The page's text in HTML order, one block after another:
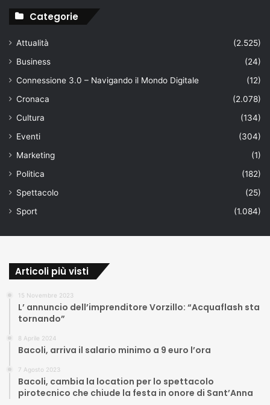
Categorie
Attualità
(2.525)
Business
(24)
Connessione 3.0 – Navigando il Mondo Digitale
(12)
Cronaca
(2.078)
Cultura
(134)
Eventi
(304)
Marketing
(1)
Politica
(182)
Spettacolo
(25)
Sport
(1.084)
Articoli più visti
15 Novembre 2023
L’ annuncio dell’imprenditore Vorzillo: “Acquaflash sta
tornando”
8 Aprile 2024
Bacoli, arriva il salario minimo a 9 euro l’ora
7 Agosto 2023
Bacoli, cambia la location per lo spettacolo
pirotecnico che chiude la festa in onore di Sant’Anna